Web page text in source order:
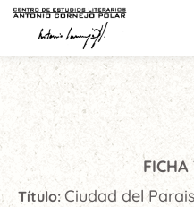
FICHA
Título: Ciudad del